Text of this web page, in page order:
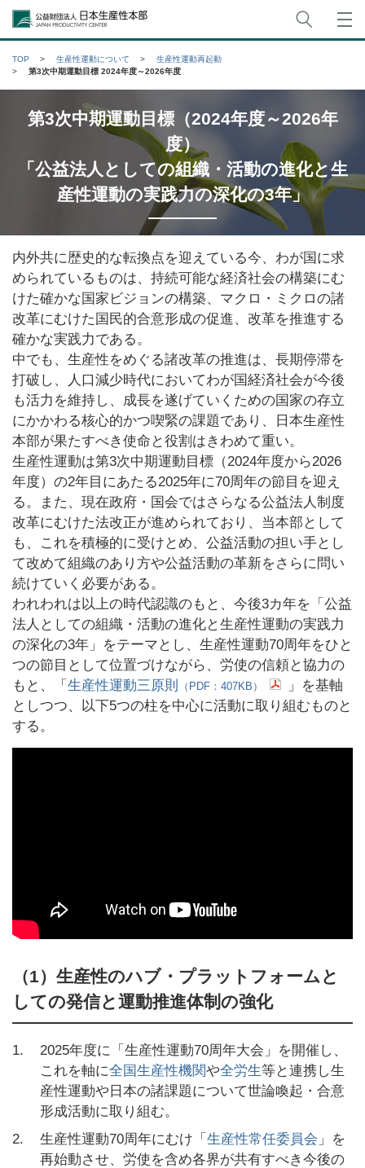
公益財団法人日本生産性本部
TOP 生産性運動について
生産性運動再起動
第3次中期運動目標 2024年度～2026年度
第3次中期運動目標（2024年度～2026年
度）
「公益法人としての組織・活動の進化と生
産性運動の実践力の深化の3年」
内外共に歴史的な転換点を迎えている今、わが国に求
められているものは、持続可能な経済社会の構築にむ
けた確かな国家ビジョンの構築、マクロ・ミクロの諸
改革にむけた国民的合意形成の促進、改革を推進する
確かな実践力である。
中でも、生産性をめぐる諸改革の推進は、長期停滞を
打破し、人口減少時代においてわが国経済社会が今後
も活力を維持し、成長を遂げていくための国家の存立
にかかわる核心的かつ喫緊の課題であり、日本生産性
本部が果たすべき使命と役割はきわめて重い。
生産性運動は第3次中期運動目標（2024年度から2026
年度）の2年目にあたる2025年に70周年の節目を迎え
る。また、現在政府・国会ではさらなる公益法人制度
改革にむけた法改正が進められており、当本部として
も、これを積極的に受けとめ、公益活動の担い手とし
て改めて組織のあり方や公益活動の革新をさらに問い
続けていく必要がある。
われわれは以上の時代認識のもと、今後3カ年を「公益
法人としての組織・活動の進化と生産性運動の実践力
の深化の3年」をテーマとし、生産性運動70周年をひと
つの節目として位置づけながら、労使の信頼と協力の
もと、「 生産性運動三原則 （PDF：407KB）
」を基軸
としつつ、以下5つの柱を中心に活動に取り組むものと
する。
（1）生産性のハブ・プラットフォームと
しての発信と運動推進体制の強化
1.
2025年度に「生産性運動70周年大会」を開催し、
これを軸に全国生産性機関や全労生等と連携し生
産性運動や日本の諸課題について世論喚起・合意
形成活動に取り組む。
2.
生産性運動70周年にむけ「 生産性常任委員会 」を
再始動させ、労使を含め各界が共有すべき今後の